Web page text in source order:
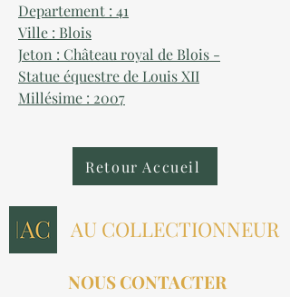
Departement : 41
Ville : Blois
Jeton : Château royal de Blois -
Statue équestre de Louis XII
Millésime : 2007
Retour Accueil
AU COLLECTIONNEUR
NOUS CONTACTER